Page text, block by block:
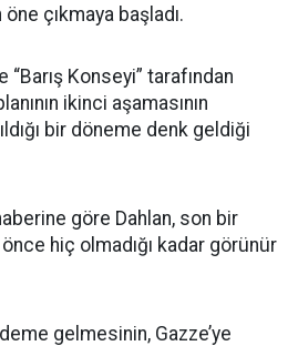
çıkmaya başladı.
Konseyi” tarafından
ikinci aşamasının
bir döneme denk geldiği
göre Dahlan, son bir
hiç olmadığı kadar görünür
gelmesinin, Gazze’ye